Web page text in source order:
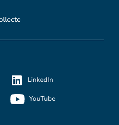
LinkedIn
YouTube